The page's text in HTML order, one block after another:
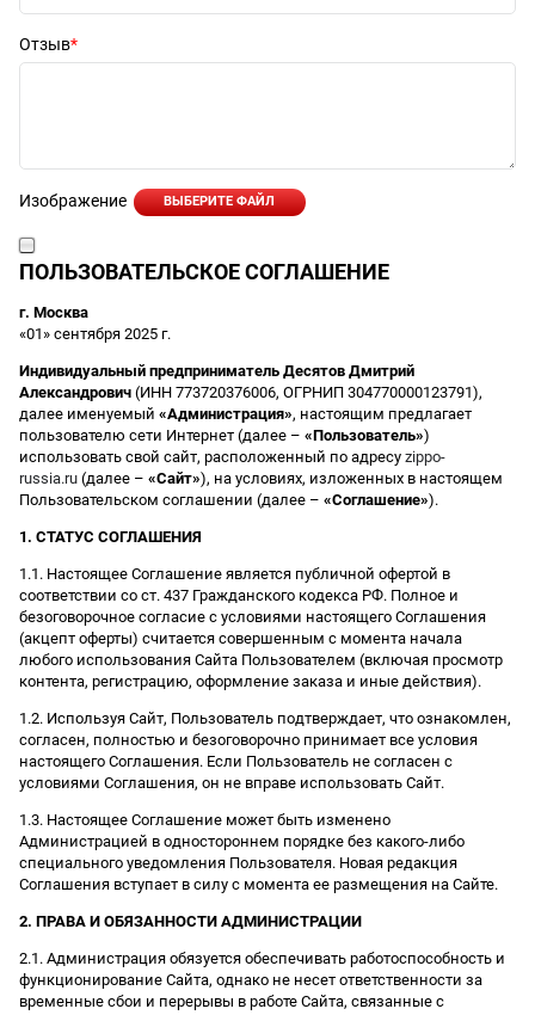
Отзыв
Изображение ВЫБЕРИТЕ ФАЙЛ
ПОЛЬЗОВАТЕЛЬСКОЕ СОГЛАШЕНИЕ
г. Москва
«01» сентября 2025 г.
Индивидуальный предприниматель Десятов Дмитрий
Александрович (ИНН 773720376006, ОГРНИП 304770000123791),
далее именуемый «Администрация», настоящим предлагает
пользователю сети Интернет (далее – «Пользователь»)
использовать свой сайт, расположенный по адресу zippo-
russia.ru (далее – «Сайт»), на условиях, изложенных в настоящем
Пользовательском соглашении (далее – «Соглашение»).
1. СТАТУС СОГЛАШЕНИЯ
1.1. Настоящее Соглашение является публичной офертой в
соответствии со ст. 437 Гражданского кодекса РФ. Полное и
безоговорочное согласие с условиями настоящего Соглашения
(акцепт оферты) считается совершенным с момента начала
любого использования Сайта Пользователем (включая просмотр
контента, регистрацию, оформление заказа и иные действия).
1.2. Используя Сайт, Пользователь подтверждает, что ознакомлен,
согласен, полностью и безоговорочно принимает все условия
настоящего Соглашения. Если Пользователь не согласен с
условиями Соглашения, он не вправе использовать Сайт.
1.3. Настоящее Соглашение может быть изменено
Администрацией в одностороннем порядке без какого-либо
специального уведомления Пользователя. Новая редакция
Соглашения вступает в силу с момента ее размещения на Сайте.
2. ПРАВА И ОБЯЗАННОСТИ АДМИНИСТРАЦИИ
2.1. Администрация обязуется обеспечивать работоспособность и
функционирование Сайта, однако не несет ответственности за
временные сбои и перерывы в работе Сайта, связанные с